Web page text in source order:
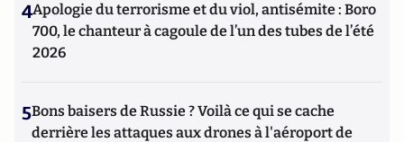
4Apologie du terrorisme et du viol, antisémite : Boro
700, le chanteur à cagoule de l’un des tubes de l’été
2026
5Bons baisers de Russie ? Voilà ce qui se cache
derrière les attaques aux drones à l'aéroport de